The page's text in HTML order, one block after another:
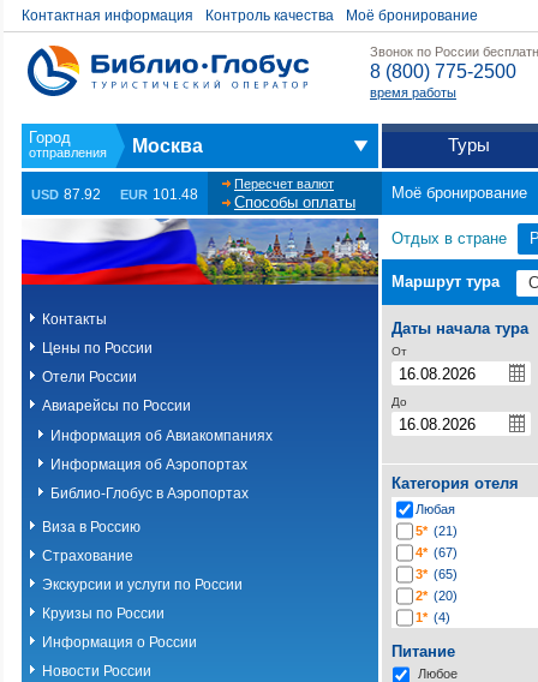
Контактная информация Контроль качества Моё бронирование
Звонок по России
8 (800) 775-2500
время работы
Москва Туры
USD 87.92 EUR 101.48
Пересчет валют
Способы оплаты
Моё бронирование
Контакты
Цены по России
Отели России
Авиарейсы по России
Информация об Авиакомпаниях
Информация об Аэропортах
Библио-Глобус в Аэропортах
Виза в Россию
Страхование
Экскурсии и услуги по России
Круизы по России
Информация о России
Новости России
Отдых в стране
Маршрут тура
Даты начала тура
От
До
Категория отеля
Любая
5* (21)
4* (67)
3* (65)
2* (20)
1* (4)
Питание
Любое